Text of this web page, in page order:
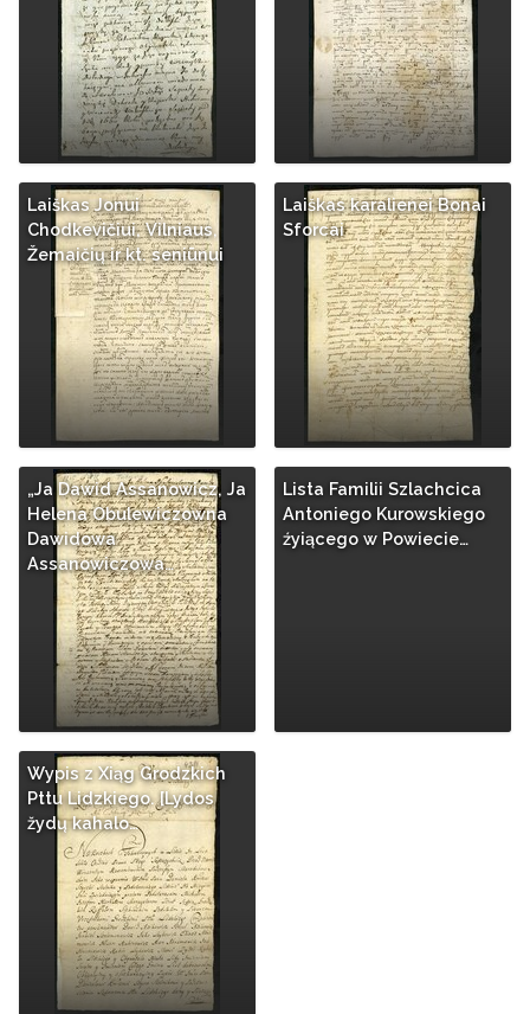
Laiškas Jonui
Chodkevičiui, Vilniaus,
Žemaičių ir kt. seniūnui
Laiškas karalienei Bonai
Sforcai
„Ja Dawid Assanowicz, Ja
Helena Obulewiczowna
Dawidowa
Assanowiczowa…
Lista Familii Szlachcica
Antoniego Kurowskiego
źyiącego w Powiecie…
Wypis z Xiąg Grodzkich
Pttu Lidzkiego. [Lydos
žydų kahalo…